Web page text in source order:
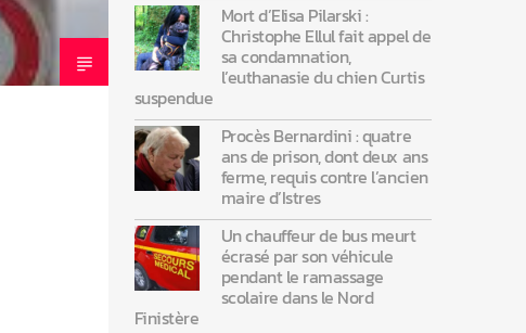
Mort d’Elisa Pilarski :
Christophe Ellul fait appel de
sa condamnation,
l’euthanasie du chien Curtis
suspendue
Procès Bernardini : quatre
ans de prison, dont deux ans
ferme, requis contre l’ancien
maire d’Istres
Un chauffeur de bus meurt
écrasé par son véhicule
pendant le ramassage
scolaire dans le Nord
Finistère